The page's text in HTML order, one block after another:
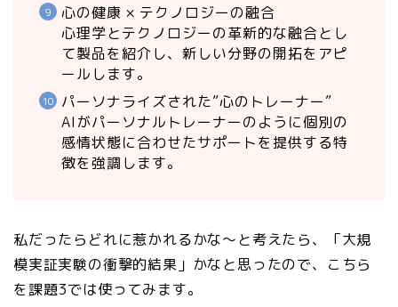
心の健康 × テクノロジーの融合
心理学とテクノロジーの革新的な融合とし
て製品を紹介し、新しい分野の開拓をアピ
ールします。
パーソナライズされた”心のトレーナー”
AIがパーソナルトレーナーのように個別の
感情状態に合わせたサポートを提供する特
徴を強調します。
私だったらどれに惹かれるかな〜と考えたら、「大規
模実証実験の衝撃的結果」かなと思ったので、こちら
を課題3では使ってみます。